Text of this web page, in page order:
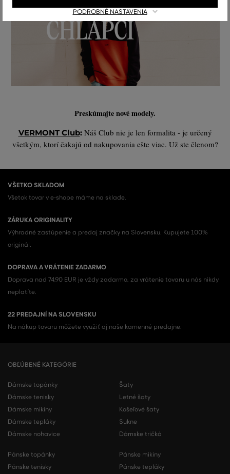
Preskúmajte nové modely.
VERMONT Club: Náš Club nie je len formalita - je určený
všetkým, ktorí čakajú od nakupovania ešte viac. Už ste členom?
VŠETKO SKLADOM
Všetok tovar v e-shope máme na sklade.
ZÁRUKA ORIGINALITY
Výhradné zastúpenie a predaj značky na Slovensku. Kupujete 100%
originál.
DOPRAVA A VRÁTENIE ZADARMO
Doprava nad 74,90 EUR je vždy zadarmo, za vrátenie tovaru u nás nikdy
neplatíte.
22 PREDAJNÍ NA SLOVENSKU
Na nákup tovaru môžete využiť aj naše kamenné predajne.
OBĽÚBENÉ KATEGÓRIE
Dámske topánky
Dámske tenisky
Dámske mikiny
Dámske tepláky
Dámske nohavice
Šaty
Letné šaty
Košeľové šaty
Sukne
Dámske tričká
Pánske topánky
Pánske tenisky
Pánske mikiny
Pánske tepláky
PODROBNÉ NASTAVENIA